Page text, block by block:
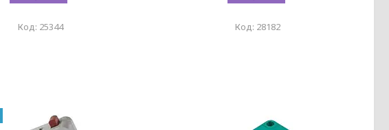
25344 28182